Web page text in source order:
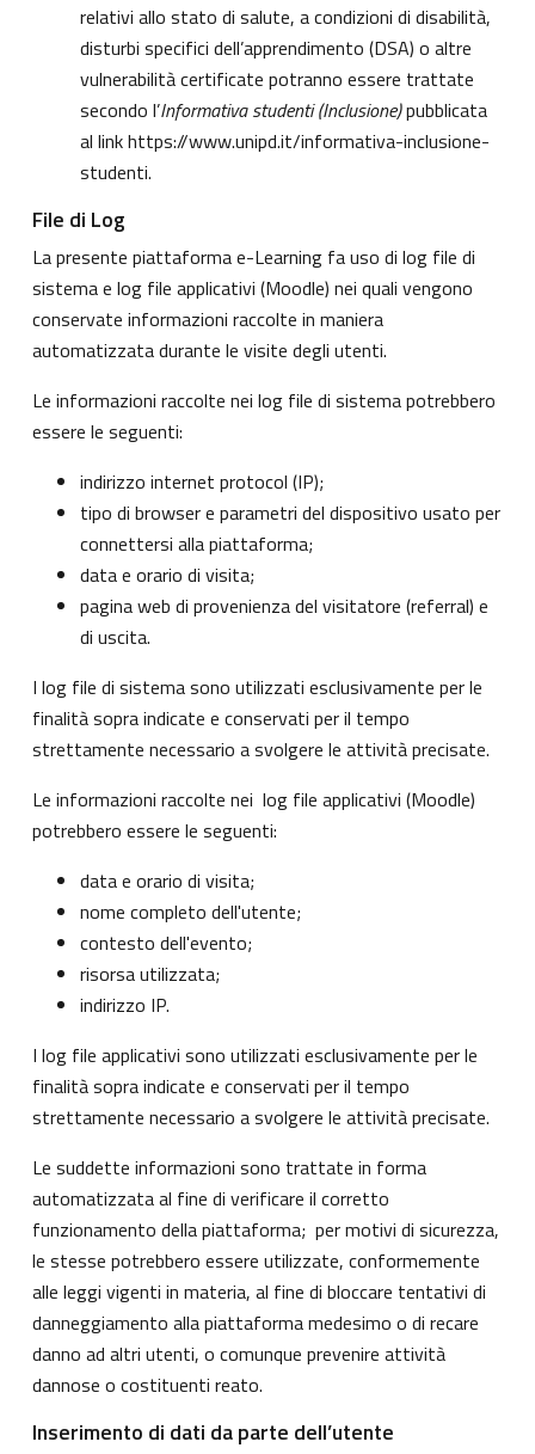
relativi allo stato di salute, a condizioni di disabilità,
disturbi specifici dell’apprendimento (DSA) o altre
vulnerabilità certificate potranno essere trattate
secondo l’Informativa studenti (Inclusione)pubblicata
al linkhttps://www.unipd.it/informativa-inclusione-
studenti.
File di Log
La presente piattaforma e-Learning fa uso di log file di
sistema e log file applicativi (Moodle) nei quali vengono
conservate informazioni raccolte in maniera
automatizzata durante le visite degli utenti.
Le informazioni raccolte nei log file di sistema potrebbero
essere le seguenti:
indirizzo internet protocol (IP);
tipo di browser e parametri del dispositivo usato per
connettersi alla piattaforma;
data e orario di visita;
pagina web di provenienza del visitatore (referral) e
di uscita.
I log file di sistema sono utilizzati esclusivamente per le
finalità sopra indicate e conservati per il tempo
strettamente necessario a svolgere le attività precisate.
Le informazioni raccolte nei log file applicativi (Moodle)
potrebbero essere le seguenti:
data e orario di visita;
nome completo dell'utente;
contesto dell'evento;
risorsa utilizzata;
indirizzo IP.
I log file applicativi sono utilizzati esclusivamente per le
finalità sopra indicate e conservati per il tempo
strettamente necessario a svolgere le attività precisate.
Le suddette informazioni sono trattate in forma
automatizzata al fine di verificare il corretto
funzionamento della piattaforma; per motivi di sicurezza,
le stesse potrebbero essere utilizzate, conformemente
alle leggi vigenti in materia, al fine di bloccare tentativi di
danneggiamento alla piattaforma medesimo o di recare
danno ad altri utenti, o comunque prevenire attività
dannose o costituenti reato.
Inserimento di dati da parte dell’utente